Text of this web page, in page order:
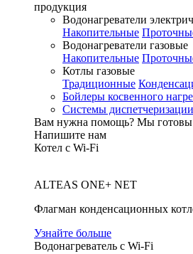
продукция
Водонагреватели
Накопительные
Водонагреватели газовые
Накопительные
Котлы газовые
Традиционные
Бойлеры косвенного
Системы диспетчеризации
Вам нужна помощь? Мы готовы
Напишите нам
Котел с Wi-Fi
ALTEAS ONE+ NET
Флагман конденсационных
Узнайте больше
Водонагреватель с Wi-Fi